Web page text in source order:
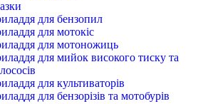
для бензопил
для мотокіс
для мотоножиць
для мийок високого тиску та
для культиваторів
для бензорізів та мотобурів